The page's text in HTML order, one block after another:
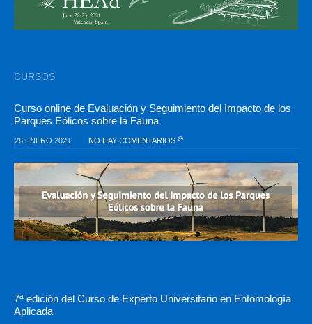
CURSOS
Curso online de Evaluación y Seguimiento del Impacto de los
Parques Eólicos sobre la Fauna
26 ENERO 2021 NO HAY COMENTARIOS
7ª edición del Curso de Experto Universitario en Entomología
Aplicada